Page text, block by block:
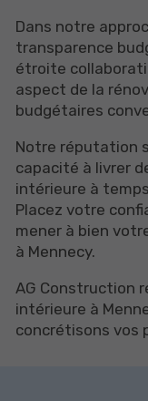
Dans notre
transparence
étroite
aspect de la
budgétaires
Notre réputation
capacité à livrer
intérieure à
Placez votre
mener à bien
à Mennecy.
AG Construction
intérieure à
concrétisons vos